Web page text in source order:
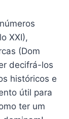
XXI),
(Dom
decifrá-los
históricos e
útil para
ter um